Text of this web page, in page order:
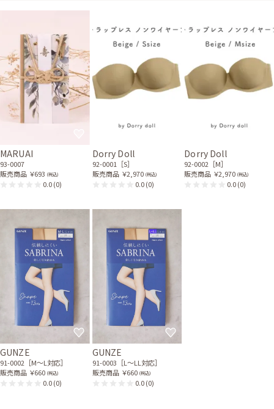
ブラックの前下がり長袖ジ
ャケット
21-0168
ードネックレス
ブラックのパールとビジュ
ー付きバッグ
51-0099
30代前半
2023/04/15 結婚式 (友人として)
サイズはやや大きく、丈はひざ下でした。 ウエスト、デコルテ(首回り)が
少々ゆったりしていて、Sサイズでも良かったのかな?とは思いましたが、
ジもとても嬉しいです。
レンタル/購入した商品
ブラックの前下がり長袖ジ
ャケット
21-0168
ブラックのパールとビジュ
ー付きバッグ
51-0099
MARUAI
93-0007
販売商品 ￥693 (税込)
0.0(0)
Dorry Doll
92-0001［S］
販売商品 ￥2,970 (税込)
0.0(0)
Dorry Doll
92-0002［M］
販売商品 ￥2,970 (税込)
0.0(0)
GUNZE
91-0002［M〜L対応］
販売商品 ￥660 (税込)
0.0(0)
GUNZE
91-0003［L〜LL対応］
販売商品 ￥660 (税込)
0.0(0)